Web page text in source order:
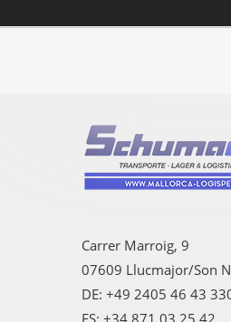
Carrer Marroig, 9
07609 Llucmajor/Son
DE: +49 2405 46 43
ES: +34 871 03 25 42